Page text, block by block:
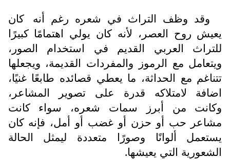
وقد وظف التراث في شعره رغم أنه
كان
يعيش روح العصر، لأنه كان يولي اهتمامًا كبيرًا
للتراث العربي القديم في استخدام الصور،
ويتعامل مع الرموز والمفردات القديمة، ويجعلها
تتناغم مع الحداثة، ما يعطي قصائده طابعًا غنيًا،
اضافة لامتلاكه قدرة على تصوير المشاعر،
وكانت من أبرز سمات شعره، سواء كانت
مشاعر حب أو حزن أو غضب أو أمل، فإنه كان
يستعمل ألوانًا وصورًا متعددة ليمثل الحالة
الشعورية التي يعيشها.